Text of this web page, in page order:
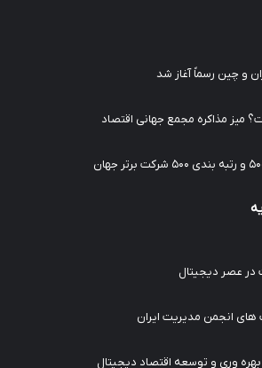
و چین رسماً آغاز شد
در عصر دیجیتال
انجمن مدیریت ایران
وری و توسعه اقتصاد دیجیتال